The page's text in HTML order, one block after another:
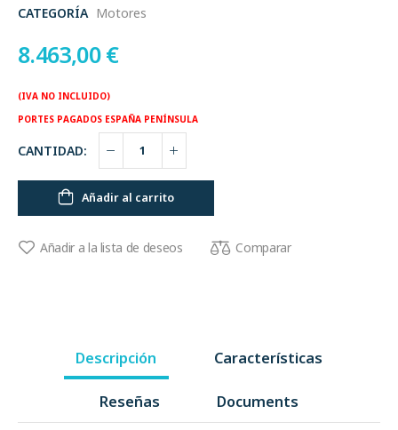
CATEGORÍA Motores
8.463,00€
(IVA NO INCLUIDO)
PORTES PAGADOS ESPAÑA PENÍNSULA
CANTIDAD:
Añadir al carrito
Añadir a la lista de deseos Comparar
Descripción Características
Reseñas Documents